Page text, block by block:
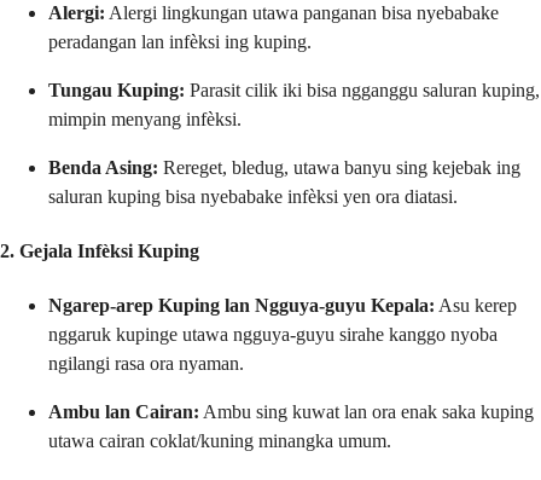
Alergi: Alergi lingkungan utawa panganan bisa nyebabake
peradangan lan infèksi ing kuping.
Tungau Kuping: Parasit cilik iki bisa ngganggu saluran kuping,
mimpin menyang infèksi.
Benda Asing: Rereget, bledug, utawa banyu sing kejebak ing
saluran kuping bisa nyebabake infèksi yen ora diatasi.
2. Gejala Infèksi Kuping
Ngarep-arep Kuping lan Ngguya-guyu Kepala: Asu kerep
nggaruk kupinge utawa ngguya-guyu sirahe kanggo nyoba
ngilangi rasa ora nyaman.
Ambu lan Cairan: Ambu sing kuwat lan ora enak saka kuping
utawa cairan coklat/kuning minangka umum.